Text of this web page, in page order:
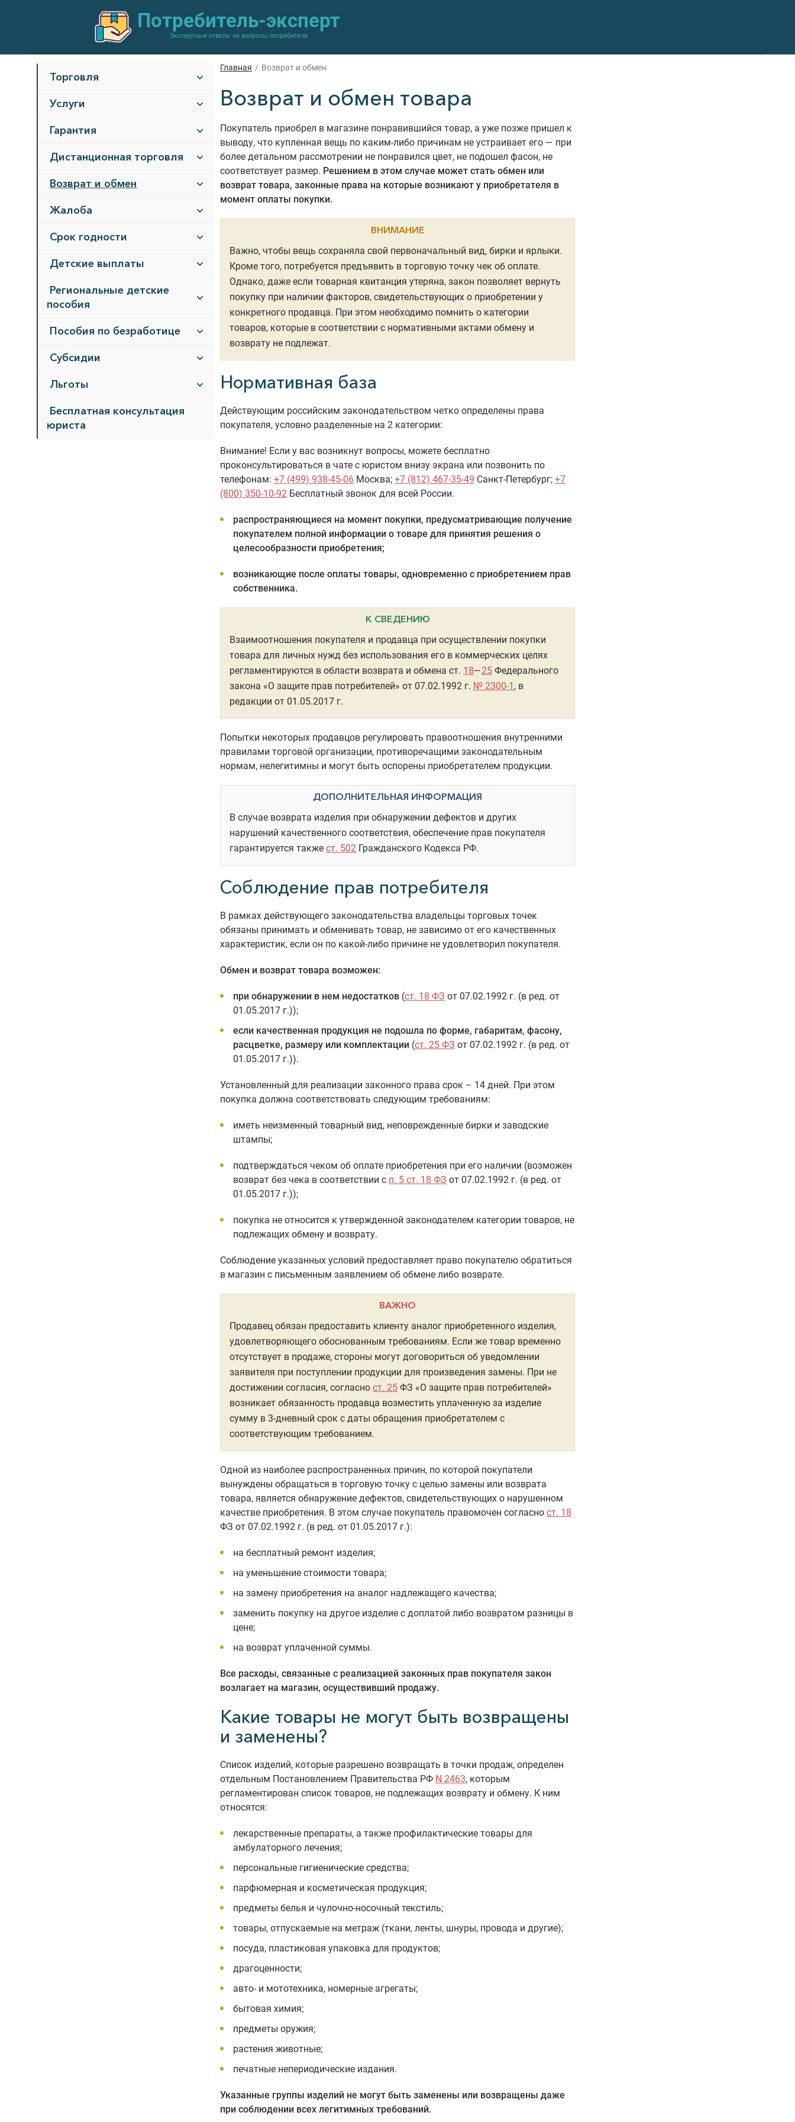
Потребитель-эксперт
Экспертные ответы на вопросы потребителя
Торговля
Услуги
Гарантия
Дистанционная торговля
Возврат и обмен
Жалоба
Срок годности
Детские выплаты
Региональные детские
пособия
Пособия по безработице
Субсидии
Льготы
Бесплатная консультация
юриста
Главная / Возврат и обмен
Возврат и обмен товара
Покупатель приобрел в магазине понравившийся товар, а уже позже пришел к
выводу, что купленная вещь по каким-либо причинам не устраивает его — при
более детальном рассмотрении не понравился цвет, не подошел фасон, не
соответствует размер. Решением в этом случае может стать обмен или
возврат товара, законные права на которые возникают у приобретателя в
момент оплаты покупки.
ВНИМАНИЕ
Важно, чтобы вещь сохраняла свой первоначальный вид, бирки и ярлыки.
Кроме того, потребуется предъявить в торговую точку чек об оплате.
Однако, даже если товарная квитанция утеряна, закон позволяет вернуть
покупку при наличии факторов, свидетельствующих о приобретении у
конкретного продавца. При этом необходимо помнить о категории
товаров, которые в соответствии с нормативными актами обмену и
возврату не подлежат.
Нормативная база
Действующим российским законодательством четко определены права
покупателя, условно разделенные на 2 категории:
Внимание! Если у вас возникнут вопросы, можете бесплатно
проконсультироваться в чате с юристом внизу экрана или позвонить по
телефонам: +7 (499) 938-45-06 Москва; +7 (812) 467-35-49 Санкт-Петербург; +7
(800) 350-10-92 Бесплатный звонок для всей России.
распространяющиеся на момент покупки, предусматривающие получение
покупателем полной информации о товаре для принятия решения о
целесообразности приобретения;
возникающие после оплаты товары, одновременно с приобретением прав
собственника.
К СВЕДЕНИЮ
Взаимоотношения покупателя и продавца при осуществлении покупки
товара для личных нужд без использования его в коммерческих целях
регламентируются в области возврата и обмена ст. 18—25 Федерального
закона «О защите прав потребителей» от 07.02.1992 г. № 2300-1 , в
редакции от 01.05.2017 г.
Попытки некоторых продавцов регулировать правоотношения внутренними
правилами торговой организации, противоречащими законодательным
нормам, нелегитимны и могут быть оспорены приобретателем продукции.
ДОПОЛНИТЕЛЬНАЯ ИНФОРМАЦИЯ
В случае возврата изделия при обнаружении дефектов и других
нарушений качественного соответствия, обеспечение прав покупателя
гарантируется также ст. 502 Гражданского Кодекса РФ.
Соблюдение прав потребителя
В рамках действующего законодательства владельцы торговых точек
обязаны принимать и обменивать товар, не зависимо от его качественных
характеристик, если он по какой-либо причине не удовлетворил покупателя.
Обмен и возврат товара возможен:
при обнаружении в нем недостатков (ст. 18 ФЗ от 07.02.1992 г. (в ред. от
01.05.2017 г.));
если качественная продукция не подошла по форме, габаритам, фасону,
расцветке, размеру или комплектации (ст. 25 ФЗ от 07.02.1992 г. (в ред. от
01.05.2017 г.)).
Установленный для реализации законного права срок – 14 дней. При этом
покупка должна соответствовать следующим требованиям:
иметь неизменный товарный вид, неповрежденные бирки и заводские
штампы;
подтверждаться чеком об оплате приобретения при его наличии (возможен
возврат без чека в соответствии с п. 5 ст. 18 ФЗ от 07.02.1992 г. (в ред. от
01.05.2017 г.));
покупка не относится к утвержденной законодателем категории товаров, не
подлежащих обмену и возврату.
Соблюдение указанных условий предоставляет право покупателю обратиться
в магазин с письменным заявлением об обмене либо возврате.
ВАЖНО
Продавец обязан предоставить клиенту аналог приобретенного изделия,
удовлетворяющего обоснованным требованиям. Если же товар временно
отсутствует в продаже, стороны могут договориться об уведомлении
заявителя при поступлении продукции для произведения замены. При не
достижении согласия, согласно ст. 25 ФЗ «О защите прав потребителей»
возникает обязанность продавца возместить уплаченную за изделие
сумму в 3-дневный срок с даты обращения приобретателем с
соответствующим требованием.
Одной из наиболее распространенных причин, по которой покупатели
вынуждены обращаться в торговую точку с целью замены или возврата
товара, является обнаружение дефектов, свидетельствующих о нарушенном
качестве приобретения. В этом случае покупатель правомочен согласно ст. 18
ФЗ от 07.02.1992 г. (в ред. от 01.05.2017 г.):
на бесплатный ремонт изделия;
на уменьшение стоимости товара;
на замену приобретения на аналог надлежащего качества;
заменить покупку на другое изделие с доплатой либо возвратом разницы в
цене;
на возврат уплаченной суммы.
Все расходы, связанные с реализацией законных прав покупателя закон
возлагает на магазин, осуществивший продажу.
Какие товары не могут быть возвращены
и заменены?
Список изделий, которые разрешено возвращать в точки продаж, определен
отдельным Постановлением Правительства РФ N 2463, которым
регламентирован список товаров, не подлежащих возврату и обмену. К ним
относятся:
лекарственные препараты, а также профилактические товары для
амбулаторного лечения;
персональные гигиенические средства;
парфюмерная и косметическая продукция;
предметы белья и чулочно-носочный текстиль;
товары, отпускаемые на метраж (ткани, ленты, шнуры, провода и другие);
посуда, пластиковая упаковка для продуктов;
драгоценности;
авто- и мототехника, номерные агрегаты;
бытовая химия;
предметы оружия;
растения животные;
печатные непериодические издания.
Указанные группы изделий не могут быть заменены или возвращены даже
при соблюдении всех легитимных требований.